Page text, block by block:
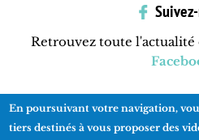
Retrouvez toute l'actualité
Contactez-nous Mentions
En poursuivant votre navigation,
tiers destinés à vous proposer des